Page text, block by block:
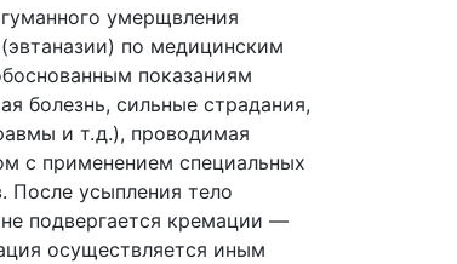
умерщвления
по медицинским
показаниям
болезнь, сильные страдания,
и т. д.), проводимая
с применением специальных
После усыпления тело
подвергается кремации —
осуществляется иным